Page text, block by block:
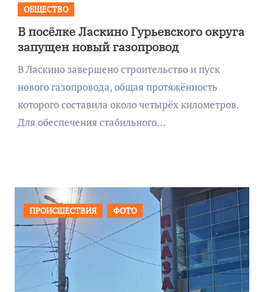
ОБЩЕСТВО
В посёлке Ласкино Гурьевского округа
запущен новый газопровод
В Ласкино завершено строительство и пуск
нового газопровода, общая протяжённость
которого составила около четырёх километров.
Для обеспечения стабильного…
ОБЩЕСТВО ФОТО